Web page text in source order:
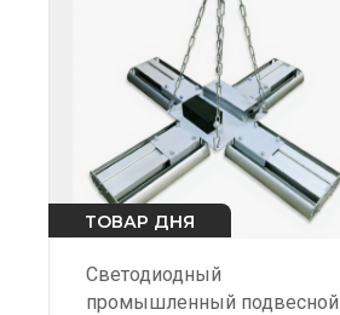
ТОВАР ДНЯ
Светодиодный
промышленный подвесной